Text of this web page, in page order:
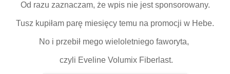
Od razu zaznaczam, że wpis nie jest sponsorowany.
Tusz kupiłam parę miesięcy temu na promocji w Hebe.
No i przebił mego wieloletniego faworyta,
czyli Eveline Volumix Fiberlast.